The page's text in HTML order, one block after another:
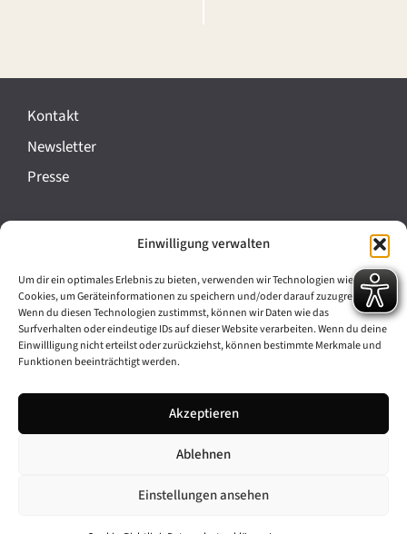
Einwilligung verwalten
Um dir ein optimales Erlebnis zu bieten, verwenden wir Technologien wie
Cookies, um Geräteinformationen zu speichern und/oder darauf zuzugreifen.
Wenn du diesen Technologien zustimmst, können wir Daten wie das
Surfverhalten oder eindeutige IDs auf dieser Website verarbeiten. Wenn du deine
Einwillligung nicht erteilst oder zurückziehst, können bestimmte Merkmale und
Funktionen beeinträchtigt werden.
Akzeptieren
Ablehnen
Einstellungen ansehen
e
a
n
t
l
t
u
g
-
Kontakt
Newsletter
Presse
Cookie-Richtlinie (EU)
Barrierefreiheit